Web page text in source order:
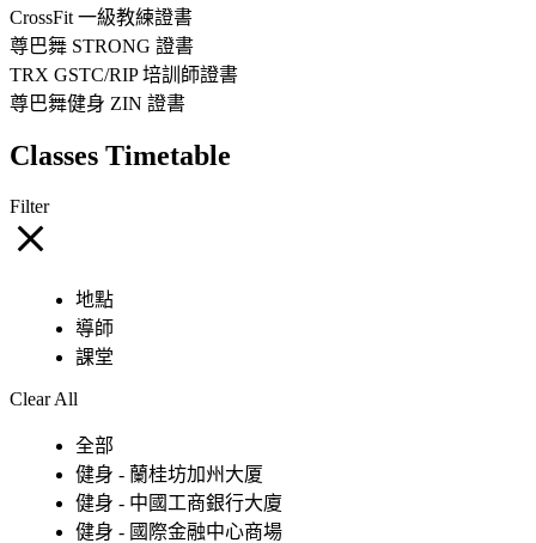
CrossFit 一級教練證書
尊巴舞 STRONG 證書
TRX GSTC/RIP 培訓師證書
尊巴舞健身 ZIN 證書
Classes Timetable
Filter
地點
導師
課堂
Clear All
全部
健身 - 蘭桂坊加州大厦
健身 - 中國工商銀行大廈
健身 - 國際金融中心商場